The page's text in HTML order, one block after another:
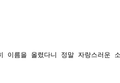
이름을 올렸다니 정말 자랑스러운